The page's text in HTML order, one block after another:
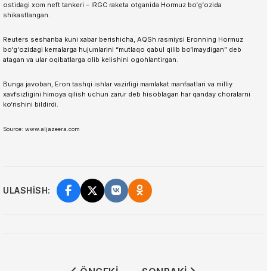
ostidagi xom neft tankeri – IRGC raketa otganida Hormuz bo‘g‘ozida
shikastlangan.
Reuters seshanba kuni xabar berishicha, AQSh rasmiysi Eronning Hormuz
bo‘g‘ozidagi kemalarga hujumlarini “mutlaqo qabul qilib bo‘lmaydigan” deb
atagan va ular oqibatlarga olib kelishini ogohlantirgan.
Bunga javoban, Eron tashqi ishlar vazirligi mamlakat manfaatlari va milliy
xavfsizligini himoya qilish uchun zarur deb hisoblagan har qanday choralarni
ko‘rishini bildirdi.
Source: www.aljazeera.com
ULASHISH: